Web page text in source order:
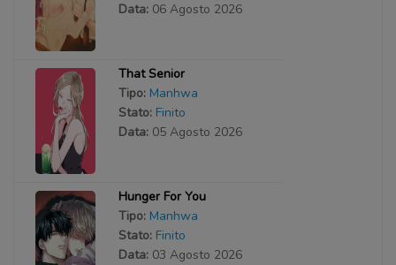
Data: 06 Agosto 2026
That Senior
Tipo: Manhwa
Stato: Finito
Data: 05 Agosto 2026
Hunger For You
Tipo: Manhwa
Stato: Finito
Data: 03 Agosto 2026